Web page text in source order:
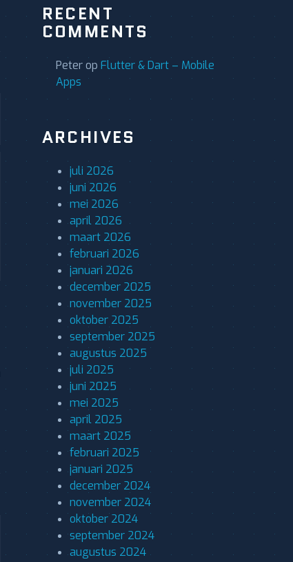
RECENT
COMMENTS
Peterop Flutter & Dart – Mobile
Apps
ARCHIVES
juli 2026
juni 2026
mei 2026
april 2026
maart 2026
februari 2026
januari 2026
december 2025
november 2025
oktober 2025
september 2025
augustus 2025
juli 2025
juni 2025
mei 2025
april 2025
maart 2025
februari 2025
januari 2025
december 2024
november 2024
oktober 2024
september 2024
augustus 2024